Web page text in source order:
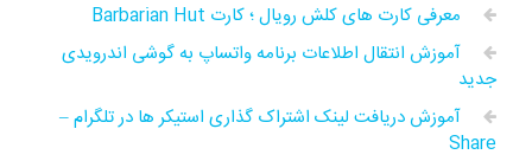
معرفی کارت های کلش رویال ؛ کارت Barbarian Hut
آموزش انتقال اطلاعات برنامه واتساپ به گوشی اندرویدی
جدید
آموزش دریافت لینک اشتراک گذاری استیکر ها در تلگرام –
Share